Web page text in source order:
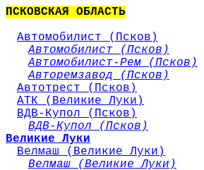
ПСКОВСКАЯ ОБЛАСТЬ
Автомобилист (Псков)
Автомобилист (Псков)
Автомобилист-Рем (Псков)
Авторемзавод (Псков)
Автотрест (Псков)
АТК (Великие Луки)
ВДВ-Купол (Псков)
ВДВ-Купол (Псков)
Великие Луки
Велмаш (Великие Луки)
Велмаш (Великие Луки)